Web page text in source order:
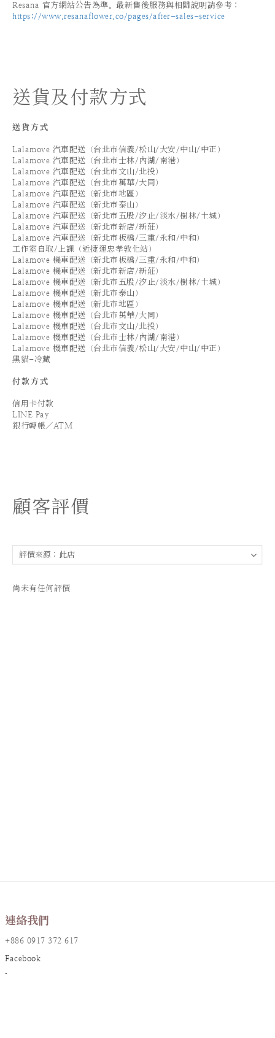
Resana 官方網站公告為準。最新售後服務與相關說明請參考：
https://www.resanaflower.co/pages/after-sales-service
送貨及付款方式
送貨方式
Lalamove 汽車配送（台北市信義/松山/大安/中山/中正）
Lalamove 汽車配送（台北市士林/內湖/南港）
Lalamove 汽車配送（台北市文山/北投）
Lalamove 汽車配送（台北市萬華/大同）
Lalamove 汽車配送（新北市地區）
Lalamove 汽車配送（新北市泰山）
Lalamove 汽車配送（新北市五股/汐止/淡水/樹林/土城）
Lalamove 汽車配送（新北市新店/新莊）
Lalamove 汽車配送（新北市板橋/三重/永和/中和）
工作室自取/上課（近捷運忠孝敦化站）
Lalamove 機車配送（新北市板橋/三重/永和/中和）
Lalamove 機車配送（新北市新店/新莊）
Lalamove 機車配送（新北市五股/汐止/淡水/樹林/土城）
Lalamove 機車配送（新北市泰山）
Lalamove 機車配送（新北市地區）
Lalamove 機車配送（台北市萬華/大同）
Lalamove 機車配送（台北市文山/北投）
Lalamove 機車配送（台北市士林/內湖/南港）
Lalamove 機車配送（台北市信義/松山/大安/中山/中正）
黑貓-冷藏
付款方式
信用卡付款
LINE Pay
銀行轉帳／ATM
顧客評價
尚未有任何評價
連絡我們
+886 0917 372 617
Facebook
Instagram